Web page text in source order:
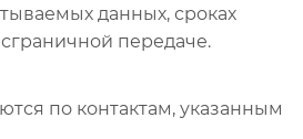
данных, сроках
передаче.
по контактам, указанным